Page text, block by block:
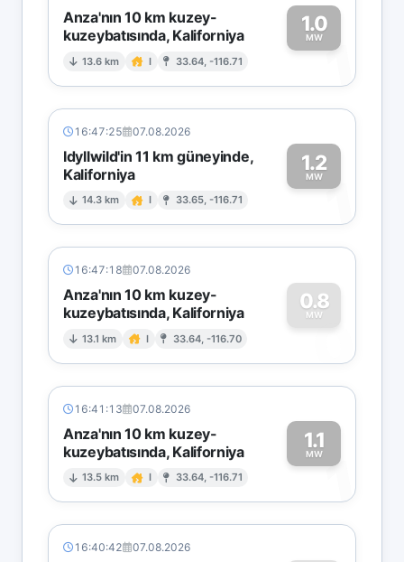
Anza'nın 10 km kuzey-
kuzeybatısında, Kaliforniya
13.6 km I 33.64, -116.71
1.0
MW1
16:47:25 07.08.2026
Idyllwild'in 11 km güneyinde,
Kaliforniya
14.3 km I 33.65, -116.71
1.2
MW1
16:47:18 07.08.2026
Anza'nın 10 km kuzey-
kuzeybatısında, Kaliforniya
13.1 km I 33.64, -116.70
0.8
MW
0
16:41:13 07.08.2026
Anza'nın 10 km kuzey-
kuzeybatısında, Kaliforniya
13.5 km I 33.64, -116.71
1.1
MW1
16:40:42 07.08.2026